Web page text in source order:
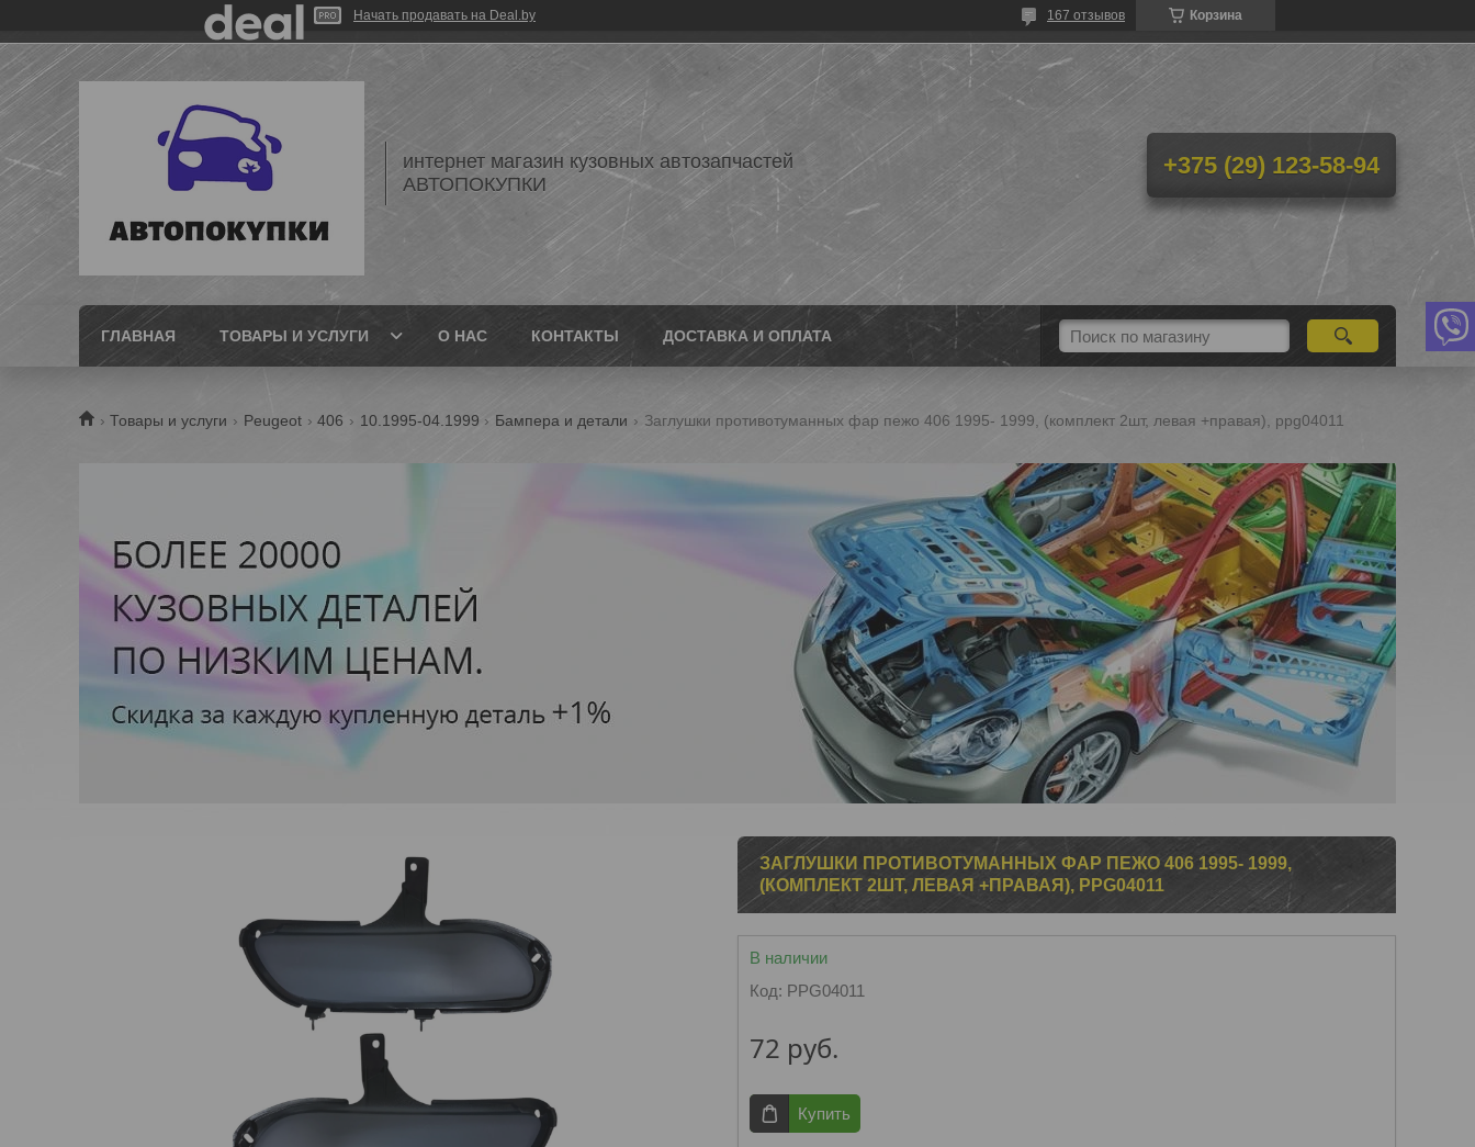
Начать продавать на Deal.by Корзина
167 отзывов
интернет магазин кузовных автозапчастей
АВТОПОКУПКИ
+375 (29) 123-58-94
ГЛАВНАЯ ТОВАРЫ И УСЛУГИ О НАС КОНТАКТЫ ДОСТАВКА И ОПЛАТА
Товары и услуги Peugeot 406 10.1995-04.1999 Бампера и детали Заглушки противотуманных фар пежо 406 1995- 1999, (комплект 2шт, левая +правая), ppg04011
ЗАГЛУШКИ ПРОТИВОТУМАННЫХ ФАР ПЕЖО 406 1995- 1999,
(КОМПЛЕКТ 2ШТ, ЛЕВАЯ +ПРАВАЯ), PPG04011
В наличии
Код: PPG04011
72 руб.
Купить